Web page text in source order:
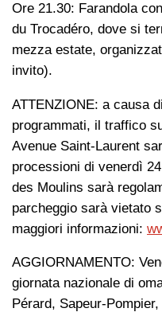
Ore 21.30: Farandola
du Trocadéro, dove si
mezza estate,
invito).
ATTENZIONE: a causa
programmati, il traffico
Avenue Saint-Laurent
processioni di venerdì
des Moulins sarà
parcheggio sarà vietato
maggiori informazioni:
AGGIORNAMENTO:
giornata nazionale di
Pérard, Sapeur-